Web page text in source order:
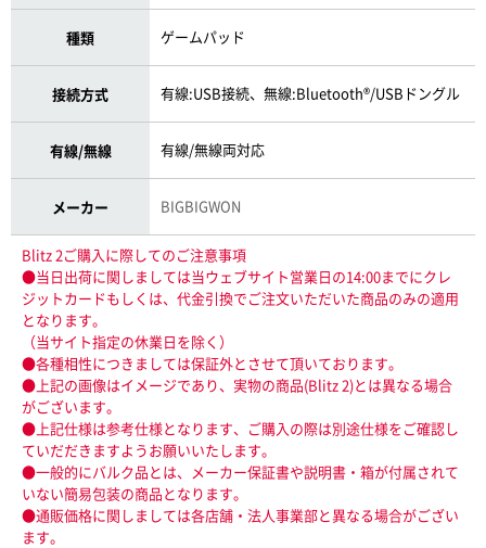
種類 ゲームパッド
接続方式 有線:USB接続、無線:Bluetooth®/USBドングル
有線/無線 有線/無線両対応
メーカー BIGBIGWON
Blitz 2ご購入に際してのご注意事項
●当日出荷に関しましては当ウェブサイト営業日の14:00までにクレ
ジットカードもしくは、代金引換でご注文いただいた商品のみの適用
となります。
（当サイト指定の休業日を除く）
●各種相性につきましては保証外とさせて頂いております。
●上記の画像はイメージであり、実物の商品(Blitz 2)とは異なる場合
がございます。
●上記仕様は参考仕様となります、ご購入の際は別途仕様をご確認し
ていだだきますようお願いいたします。
●一般的にバルク品とは、メーカー保証書や説明書・箱が付属されて
いない簡易包装の商品となります。
●通販価格に関しましては各店舗・法人事業部と異なる場合がござい
ます。